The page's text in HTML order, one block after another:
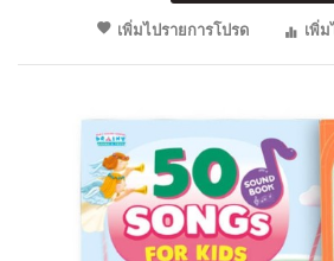
เพิ่มไปรายการโปรด
เพิ่